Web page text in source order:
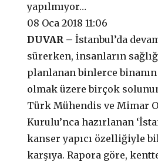
yapılmıyor…
08 Oca 2018 11:06
DUVAR – İstanbul’da
sürerken, insanların
planlanan binlerce
olmak üzere birçok
Türk Mühendis ve Mimar
Kurulu’nca hazırlanan
kanser yapıcı özelliğiyle
karşıya. Rapora göre,